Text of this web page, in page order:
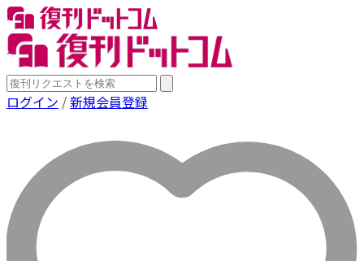
ログイン /新規会員登録